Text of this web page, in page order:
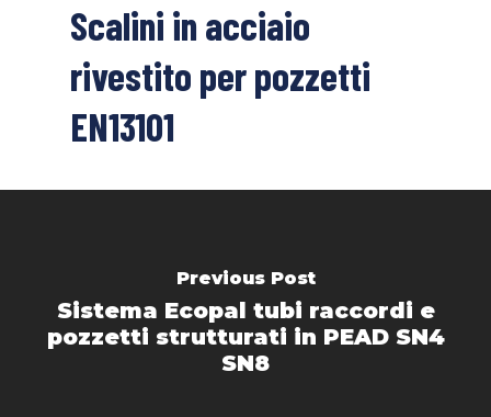
Scalini in acciaio
rivestito per pozzetti
EN13101
Previous Post
Sistema Ecopal tubi raccordi e
pozzetti strutturati in PEAD SN4
SN8